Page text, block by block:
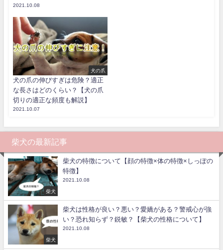
2021.10.08
犬の爪
犬の爪の伸びすぎは危険？適正
な長さはどのくらい？【犬の爪
切りの適正な頻度も解説】
2021.10.07
柴犬の最新記事
柴犬
柴犬の特徴について【顔の特徴×体の特徴×しっぽの
特徴】
2021.10.08
柴犬
柴犬は性格が良い？悪い？愛嬌がある？警戒心が強
い？恐れ知らず？鋭敏？【柴犬の性格について】
2021.10.08